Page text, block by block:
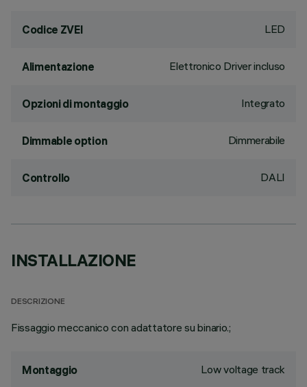
Codice ZVEI LED
Alimentazione Elettronico Driver incluso
Opzioni di montaggio Integrato
Dimmable option Dimmerabile
Controllo DALI
INSTALLAZIONE
DESCRIZIONE
Fissaggio meccanico con adattatore su binario.;
Montaggio Low voltage track